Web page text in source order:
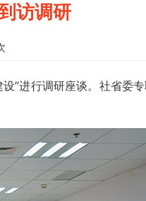
访调研
”进行调研座谈。社省委